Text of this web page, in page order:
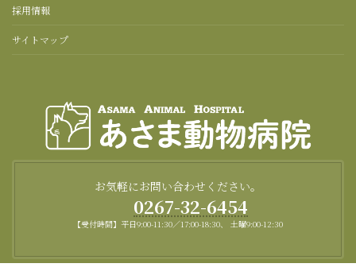
採用情報
サイトマップ
お気軽にお問い合わせください。
0267-32-6454
【受付時間】平日9:00-11:30／17:00-18:30、 土曜9:00-12:30